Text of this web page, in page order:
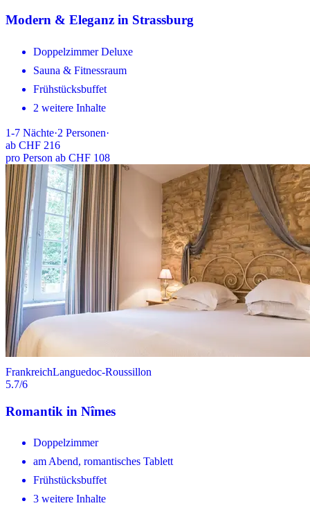
Modern & Eleganz in Strassburg
Doppelzimmer Deluxe
Sauna & Fitnessraum
Frühstücksbuffet
2 weitere Inhalte
1-7 Nächte·2 Personen·
ab CHF 216
pro Person ab CHF 108
FrankreichLanguedoc-Roussillon
5.7/6
Romantik in Nîmes
Doppelzimmer
am Abend, romantisches Tablett
Frühstücksbuffet
3 weitere Inhalte